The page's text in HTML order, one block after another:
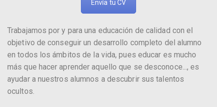
Envía tu CV
Trabajamos por y para una educación de calidad con el
objetivo de conseguir un desarrollo completo del alumno
en todos los ámbitos de la vida, pues educar es mucho
más que hacer aprender aquello que se desconoce..., es
ayudar a nuestros alumnos a descubrir sus talentos
ocultos.